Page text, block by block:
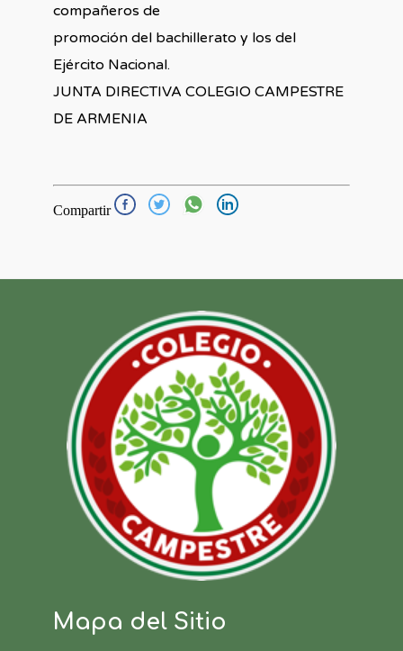
compañeros de
promoción del bachillerato y los del
Ejército Nacional.
JUNTA DIRECTIVA COLEGIO CAMPESTRE
DE ARMENIA
Compartir
Mapa del Sitio